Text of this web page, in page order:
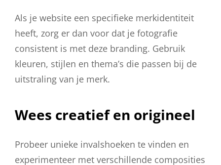
Als je website een specifieke merkidentiteit
heeft, zorg er dan voor dat je fotografie
consistent is met deze branding. Gebruik
kleuren, stijlen en thema’s die passen bij de
uitstraling van je merk.
Wees creatief en origineel
Probeer unieke invalshoeken te vinden en
experimenteer met verschillende composities